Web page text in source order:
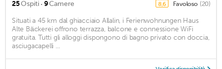
25Ospiti · 9Camere 8,6 Favoloso (20)
Situati a 45 km dal ghiacciaio Allalin, i Ferienwohnungen Haus
Alte Bäckerei offrono terrazza, balcone e connessione WiFi
gratuita. Tutti gli alloggi dispongono di bagno privato con doccia,
asciugacapelli ...